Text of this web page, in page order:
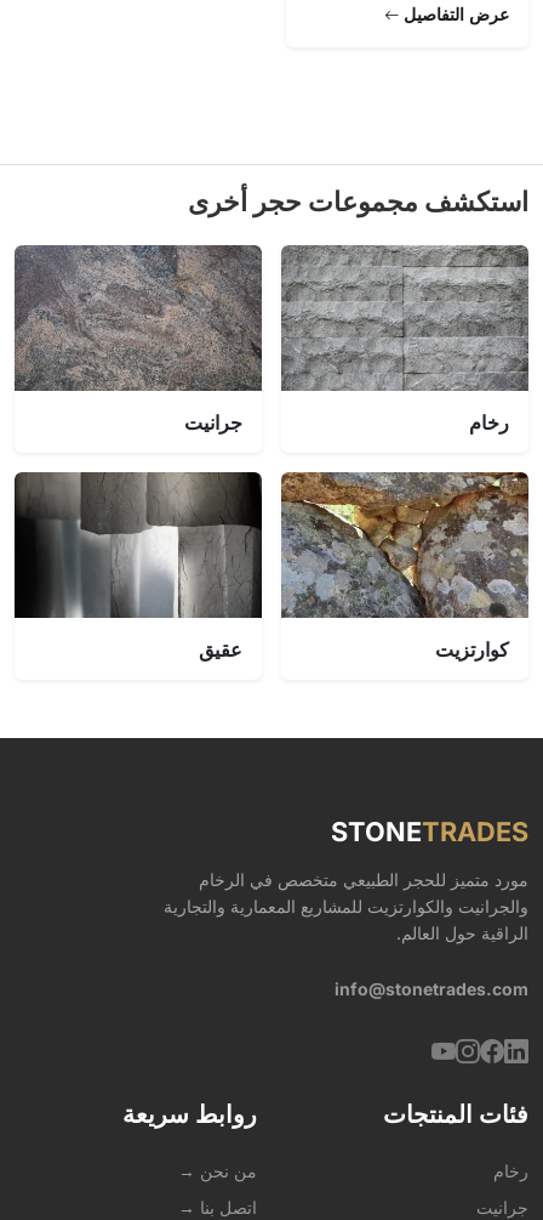
عرض التفاصيل
استكشف مجموعات حجر أخرى
رخام جرانيت
كوارتزيت عقيق
STONETRADES
مورد متميز للحجر الطبيعي متخصص في الرخام
والجرانيت والكوارتزيت للمشاريع المعمارية والتجارية
الراقية حول العالم.
info@stonetrades.com
فئات المنتجات
رخام
جرانيت
روابط سريعة
من نحن →
اتصل بنا →